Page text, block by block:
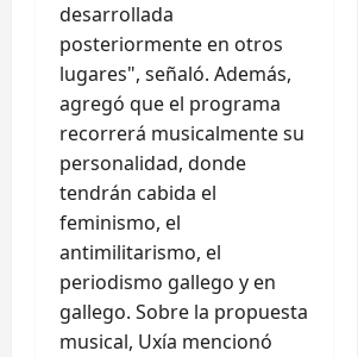
desarrollada
posteriormente en otros
lugares", señaló. Además,
agregó que el programa
recorrerá musicalmente su
personalidad, donde
tendrán cabida el
feminismo, el
antimilitarismo, el
periodismo gallego y en
gallego. Sobre la propuesta
musical, Uxía mencionó